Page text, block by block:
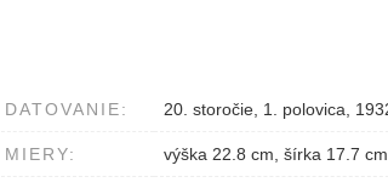
DATOVANIE: 20. storočie, 1. polovica,
MIERY: výška 22.8 cm, šírka 17.7 cm